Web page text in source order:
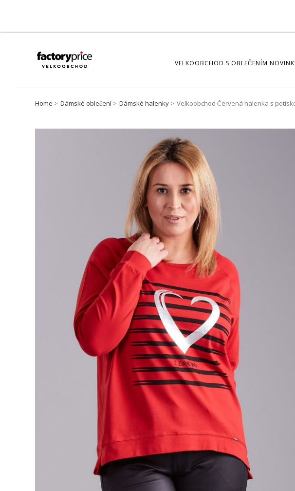
VELKOOBCHOD S OBLEČENÍM
Home Dámské oblečení Dámské halenky Velkoobchod Červená halenka s